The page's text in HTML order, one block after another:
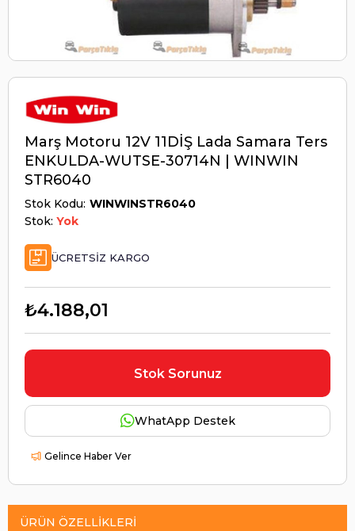
Marş Motoru 12V 11DİŞ Lada Samara Ters
ENKULDA-WUTSE-30714N | WINWIN
STR6040
Stok Kodu WINWINSTR6040
Stok: Yok
ÜCRETSIZ KARGO
₺4.188,01
Stok Sorunuz
WhatApp Destek
Gelince Haber Ver
ÜRÜN ÖZELLIKLERI